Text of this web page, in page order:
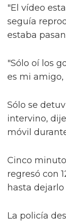
"El vídeo
seguía
estaba
"Sólo oí los
es mi amigo,
Sólo se
intervino,
móvil
Cinco
regresó con
hasta
La policía